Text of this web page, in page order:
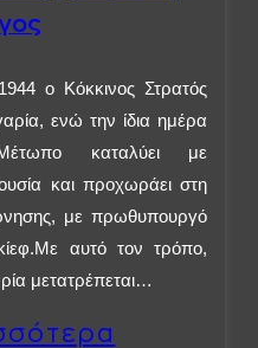
ο Κόκκινος Στρατός
ενώ την ίδια ημέρα
καταλύει με
και προχωράει στη
με πρωθυπουργό
αυτό τον τρόπο,
μετατρέπεται…